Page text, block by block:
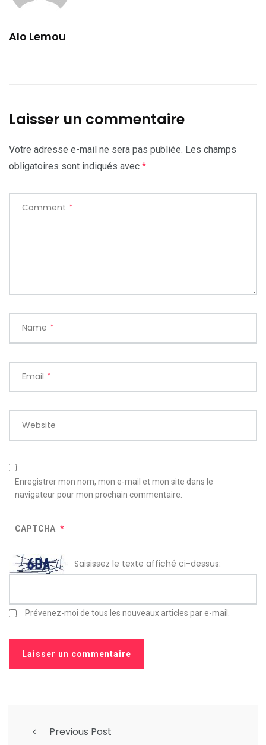
Alo Lemou
Laisser un commentaire
Votre adresse e-mail ne sera pas publiée. Les champs
obligatoires sont indiqués avec *
Comment *
Name *
Email *
Website
Enregistrer mon nom, mon e-mail et mon site dans le
navigateur pour mon prochain commentaire.
CAPTCHA *
Saisissez le texte affiché ci-dessus:
Prévenez-moi de tous les nouveaux articles par e-mail.
Previous Post